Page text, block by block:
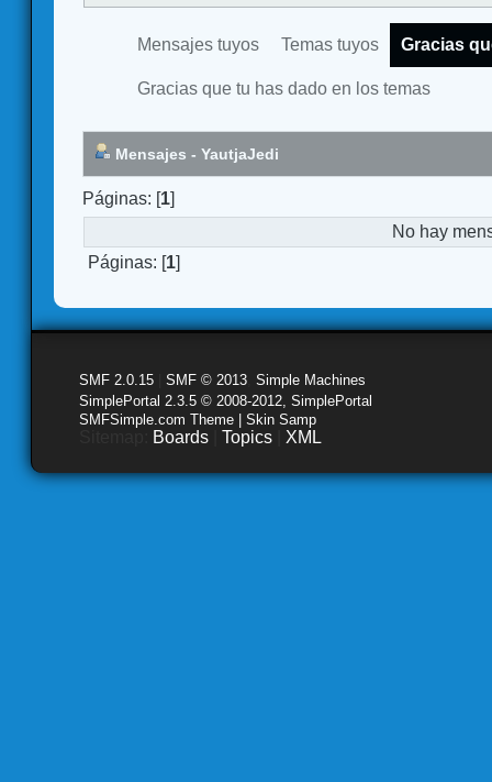
Mensajes tuyos Temas tuyos Gracias
Gracias que tu has dado en los temas
Mensajes - YautjaJedi
Páginas: [1]
No hay
Páginas: [1]
SMF 2.0.15 SMF © 2013 Simple Machines
SimplePortal 2.3.5 © 2008-2012, SimplePortal
SMFSimple.com Theme | Skin Samp
Boards Topics XML